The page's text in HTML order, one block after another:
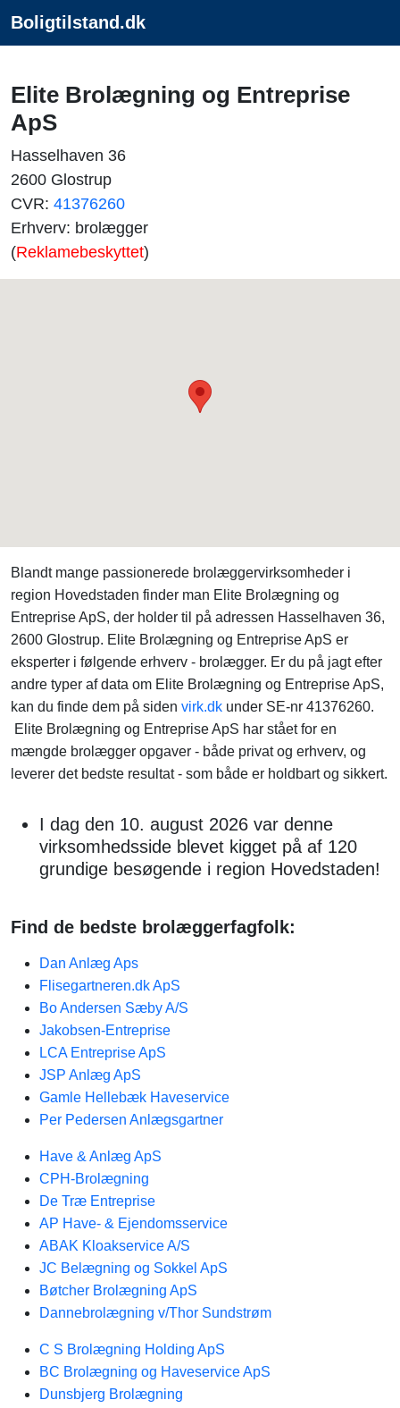
Boligtilstand.dk
Elite Brolægning og Entreprise
ApS
Hasselhaven 36
2600 Glostrup
CVR: 41376260
Erhverv: brolægger
(Reklamebeskyttet)
Blandt mange passionerede brolæggervirksomheder i
region Hovedstaden finder man Elite Brolægning og
Entreprise ApS, der holder til på adressen Hasselhaven 36,
2600 Glostrup. Elite Brolægning og Entreprise ApS er
eksperter i følgende erhverv - brolægger. Er du på jagt efter
andre typer af data om Elite Brolægning og Entreprise ApS,
kan du finde dem på siden virk.dk under SE-nr 41376260.
Elite Brolægning og Entreprise ApS har stået for en
mængde brolægger opgaver - både privat og erhverv, og
leverer det bedste resultat - som både er holdbart og sikkert.
I dag den 10. august 2026 var denne
virksomhedsside blevet kigget på af 120
grundige besøgende i region Hovedstaden!
Find de bedste brolæggerfagfolk:
Dan Anlæg Aps
Flisegartneren.dk ApS
Bo Andersen Sæby A/S
Jakobsen-Entreprise
LCA Entreprise ApS
JSP Anlæg ApS
Gamle Hellebæk Haveservice
Per Pedersen Anlægsgartner
Have & Anlæg ApS
CPH-Brolægning
De Træ Entreprise
AP Have- & Ejendomsservice
ABAK Kloakservice A/S
JC Belægning og Sokkel ApS
Bøtcher Brolægning ApS
Dannebrolægning v/Thor Sundstrøm
C S Brolægning Holding ApS
BC Brolægning og Haveservice ApS
Dunsbjerg Brolægning